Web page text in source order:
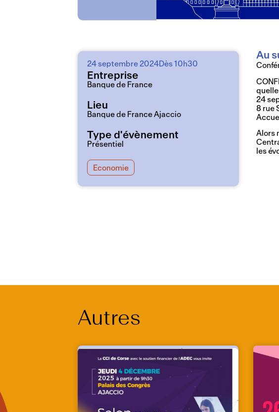
24 septembre 2024Dès 10h30
Entreprise
Banque de France
Lieu
Banque de France Ajaccio
Type d'évènement
Présentiel
Economie
Au
24
8 rue
Alors
les
Autres